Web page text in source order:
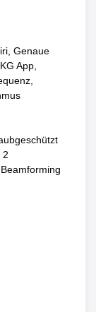
Genaue
App,
2